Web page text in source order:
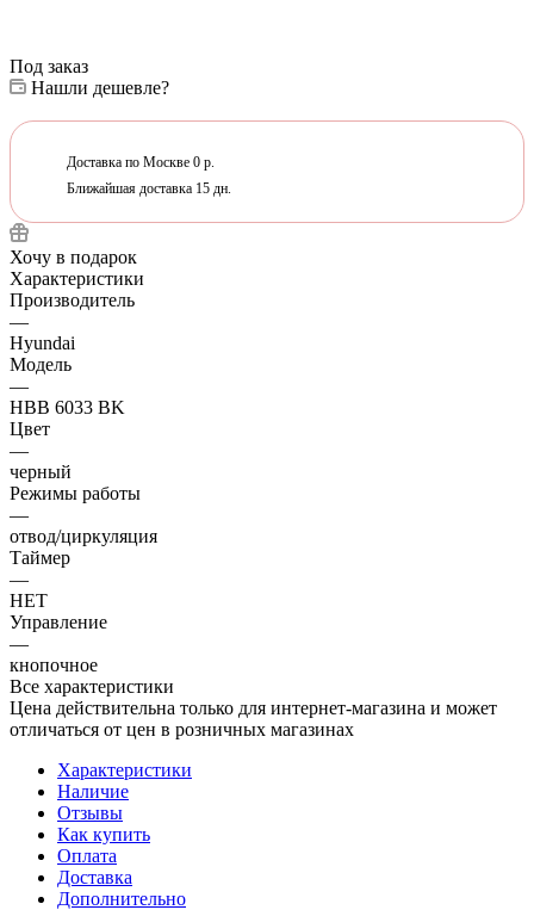
Под заказ
Нашли дешевле?
Доставка по Москве 0 р.
Ближайшая доставка 15 дн.
Хочу в подарок
Характеристики
Производитель
—
Hyundai
Модель
—
HBB 6033 BK
Цвет
—
черный
Режимы работы
—
отвод/циркуляция
Таймер
—
НЕТ
Управление
—
кнопочное
Все характеристики
Цена действительна только для интернет-магазина и может
отличаться от цен в розничных магазинах
Характеристики
Наличие
Отзывы
Как купить
Оплата
Доставка
Дополнительно